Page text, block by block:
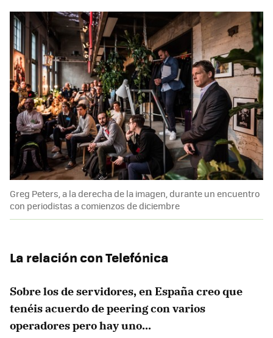
Greg Peters, a la derecha de la imagen, durante un encuentro
con periodistas a comienzos de diciembre
La relación con Telefónica
Sobre los de servidores, en España creo que
tenéis acuerdo de peering con varios
operadores pero hay uno...